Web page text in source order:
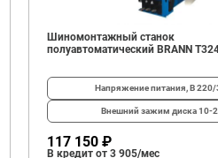
Шиномонтажный станок
полуавтоматический BRANN
Напряжение питания, В220/
Внешний зажим диска10-
117 150 ₽
В кредит от 3 905/мес